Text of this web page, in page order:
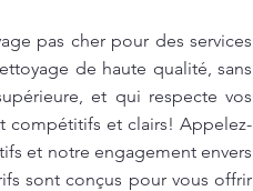
pas cher pour des services
de haute qualité, sans
et qui respecte vos
compétitifs et clairs! Appelez-
et notre engagement envers
sont conçus pour vous offrir